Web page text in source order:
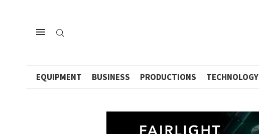
EQUIPMENT BUSINESS PRODUCTIONS TECHNOLOGY